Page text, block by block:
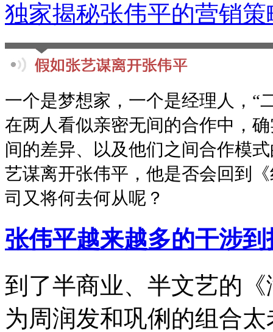
独家揭秘张伟平的营销策
一个是梦想家，一个是经理人，“
在两人看似亲密无间的合作中，
间的差异、以及他们之间合作模
艺谋离开张伟平，他是否会回到
司又将何去何从呢？
张伟平越来越多的干涉到
到了半商业、半文艺的
为周润发和巩俐的组合